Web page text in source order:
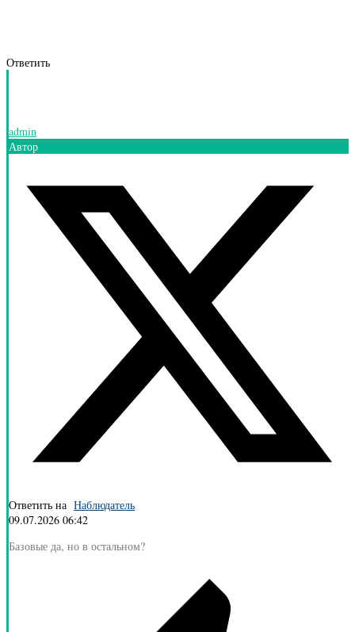
Ответить
admin
Автор
Ответить на Наблюдатель
09.07.2026 06:42
Базовые да, но в остальном?